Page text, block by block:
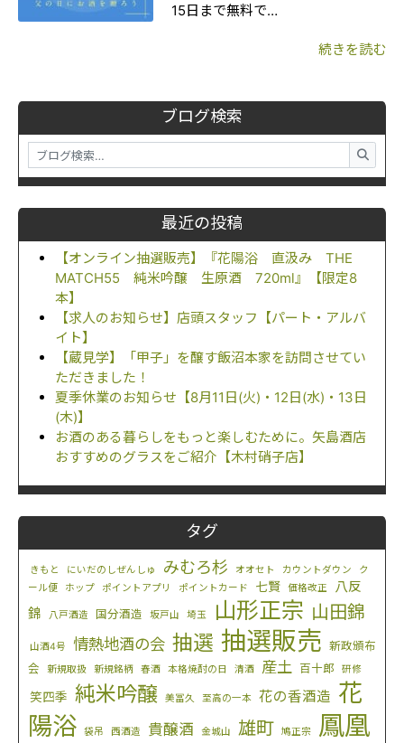
ブログ検索
最近の投稿
【オンライン抽選販売】『花陽浴 直汲み THE
MATCH55 純米吟醸 生原酒 720ml』【限定8
本】
【求人のお知らせ】店頭スタッフ【パート・アルバ
イト】
【蔵見学】「甲子」を醸す飯沼本家を訪問させてい
ただきました！
夏季休業のお知らせ【8月11日(火)・12日(水)・13日
(木)】
お酒のある暮らしをもっと楽しむために。矢島酒店
おすすめのグラスをご紹介【木村硝子店】
タグ
きもと にいだのしぜんしゅ みむろ杉 オオセト カウントダウン
ク
ール便
ホップ ポイントアプリ ポイントカード 七賢 価格改正
八反
錦
八戸酒造 国分酒造 坂戸山 埼玉 山形正宗 山田錦
山酒4号 情熱地酒の会 抽選 抽選販売 新政頒布
会
新規取扱 新規銘柄 春酒 本格焼酎の日 清酒 産土 百十郎 研修
笑四季 純米吟醸 美冨久 至高の一本 花の香酒造 花
陽浴
袋吊 西酒造 貴醸酒 金城山 雄町 鳩正宗
鳳凰
15日まで無料で…
続きを読む